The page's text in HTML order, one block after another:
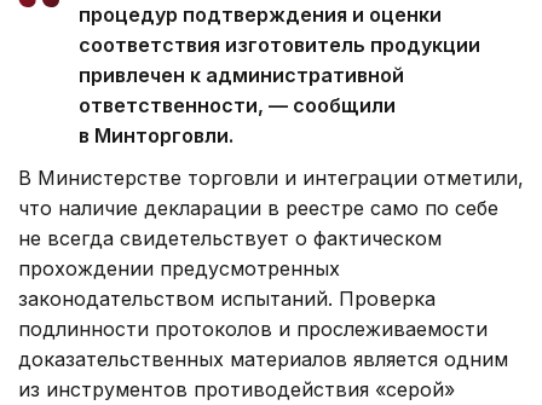
процедур подтверждения и оценки
соответствия изготовитель продукции
привлечен к административной
ответственности, — сообщили
в Минторговли.
В Министерстве торговли и интеграции отметили,
что наличие декларации в реестре само по себе
не всегда свидетельствует о фактическом
прохождении предусмотренных
законодательством испытаний. Проверка
подлинности протоколов и прослеживаемости
доказательственных материалов является одним
из инструментов противодействия «серой»